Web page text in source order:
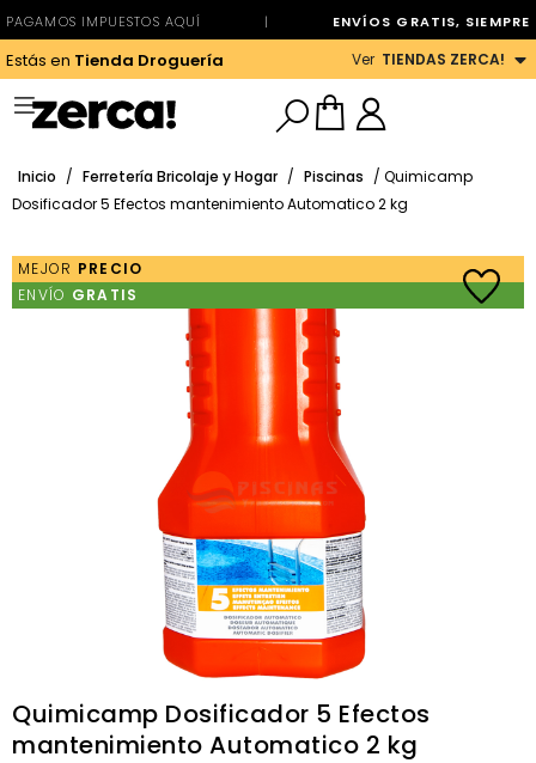
PAGAMOS IMPUESTOS AQUÍ | ENVÍOS GRATIS, SIEMPRE
Estás en Tienda Droguería Ver TIENDAS ZERCA!
Inicio / Ferretería Bricolaje y Hogar / Piscinas / Quimicamp
Dosificador 5 Efectos mantenimiento Automatico 2 kg
MEJOR PRECIO
ENVÍO GRATIS
Quimicamp Dosificador 5 Efectos
mantenimiento Automatico 2 kg